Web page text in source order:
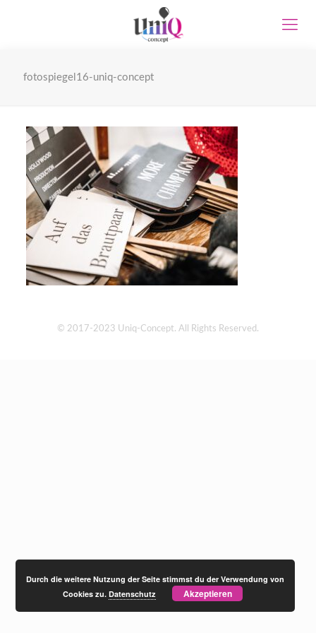
fotospiegel16-uniq-concept
© 2017-2023 Uniq-Concept. All Rights Reserved.
Durch die weitere Nutzung der Seite stimmst du der Verwendung von
Cookies zu.Datenschutz Akzeptieren